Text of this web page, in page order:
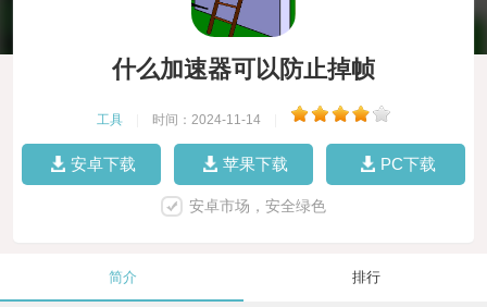
什么加速器可以防止掉帧
工具 时间：2024-11-14
安卓下载 苹果下载 PC下载
安卓市场，安全绿色
简介 排行